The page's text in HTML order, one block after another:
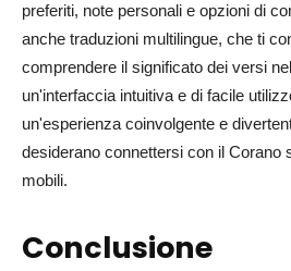
preferiti, note personali e opzioni di
anche traduzioni multilingue, che ti
comprendere il significato dei versi
un'interfaccia intuitiva e di facile
un'esperienza coinvolgente e
desiderano connettersi con il Corano
mobili.
Conclusione